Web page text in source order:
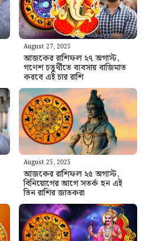
August 27, 2025
আজকের রাশিফল ২৭ অগাস্ট,
গণেশ চতুর্থীতে ব্যবসায় বাজিমাত
করবে এই চার রাশি
August 25, 2025
আজকের রাশিফল ২৫ অগাস্ট,
বিনিয়োগের আগে সতর্ক হন এই
তিন রাশির জাতকরা